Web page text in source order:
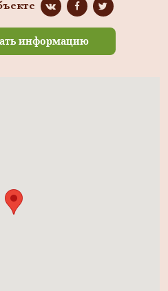
информацию